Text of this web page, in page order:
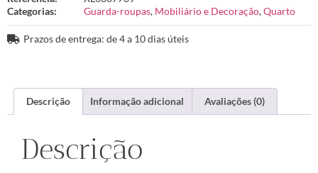
Categorias:
Guarda-roupas, Mobiliário e Decoração,Quarto
Prazos de entrega: de 4 a 10 dias úteis
Descrição Informação adicional Avaliações (0)
Descrição